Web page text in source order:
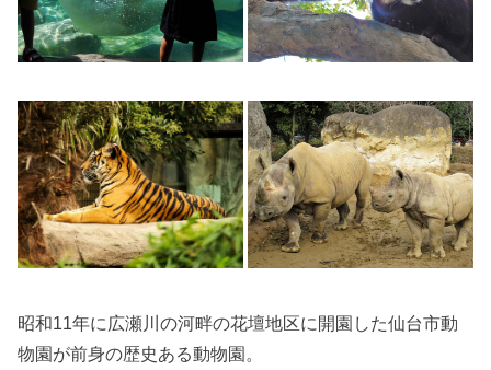
昭和11年に広瀬川の河畔の花壇地区に開園した仙台市動
物園が前身の歴史ある動物園。